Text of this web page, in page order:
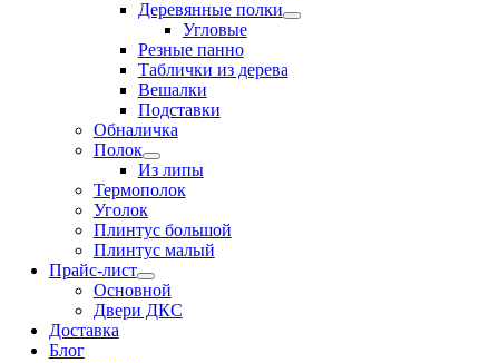
Деревянные полки
Угловые
Резные панно
Таблички из дерева
Вешалки
Подставки
Обналичка
Полок
Из липы
Термополок
Уголок
Плинтус большой
Плинтус малый
Прайс-лист
Основной
Двери ДКС
Доставка
Блог